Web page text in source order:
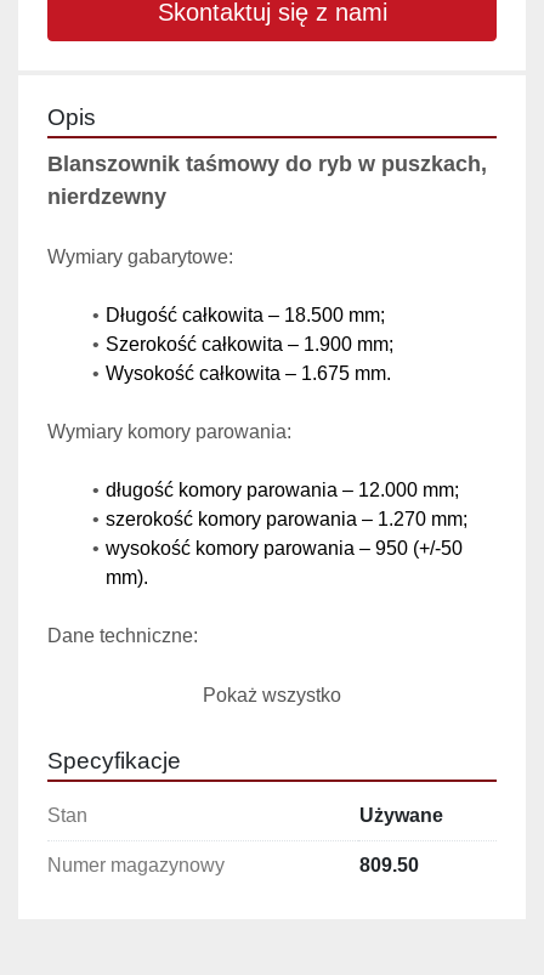
Skontaktuj się z nami
Opis
Blanszownik taśmowy do ryb w puszkach,
nierdzewny
Wymiary gabarytowe:
Długość całkowita – 18.500 mm;
Szerokość całkowita – 1.900 mm;
Wysokość całkowita – 1.675 mm.
Wymiary komory parowania:
długość komory parowania – 12.000 mm;
szerokość komory parowania – 1.270 mm;
wysokość komory parowania – 950 (+/-50
mm).
Dane techniczne:
Przesuw taśmy – 0,32 – 0,65 m/min;
Temperatura parowania – do 100 °C;
Zużycie pary – do 200 kg/h przy p=0.3 Mpa;
Ciśnienie sprężonego powietrza – 0,6 Mpa;
Czas przejścia przez komorę regulowany –
12 - 45 min;
Pokaż wszystko
Specyfikacje
Stan Używane
Numer magazynowy 809.50